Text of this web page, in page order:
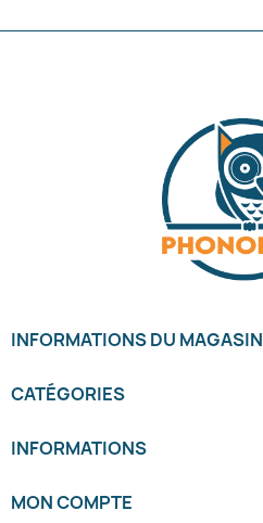
INFORMATIONS DU MAGASIN
CATÉGORIES
INFORMATIONS
MON COMPTE